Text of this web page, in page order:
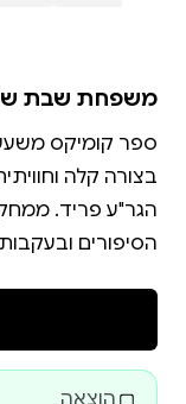
משפחת שבת
ספר קומיקס
בצורה קלה
הגר"ע פריד.
הסיפורים